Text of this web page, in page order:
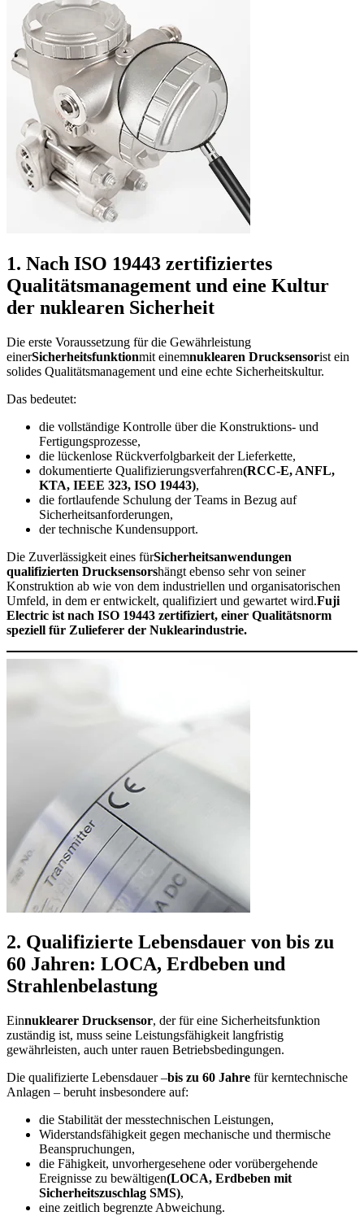
1. Nach ISO 19443 zertifiziertes
Qualitätsmanagement und eine Kultur
der nuklearen Sicherheit
Die erste Voraussetzung für die Gewährleistung
einerSicherheitsfunktionmit einemnuklearen Drucksensorist ein
solides Qualitätsmanagement und eine echte Sicherheitskultur.
Das bedeutet:
die vollständige Kontrolle über die Konstruktions- und
Fertigungsprozesse,
die lückenlose Rückverfolgbarkeit der Lieferkette,
dokumentierte Qualifizierungsverfahren(RCC-E, ANFL,
KTA, IEEE 323, ISO 19443),
die fortlaufende Schulung der Teams in Bezug auf
Sicherheitsanforderungen,
der technische Kundensupport.
Die Zuverlässigkeit eines fürSicherheitsanwendungen
qualifizierten Drucksensorshängt ebenso sehr von seiner
Konstruktion ab wie von dem industriellen und organisatorischen
Umfeld, in dem er entwickelt, qualifiziert und gewartet wird.Fuji
Electric ist nach ISO 19443 zertifiziert, einer Qualitätsnorm
speziell für Zulieferer der Nuklearindustrie.
2. Qualifizierte Lebensdauer von bis zu
60 Jahren: LOCA, Erdbeben und
Strahlenbelastung
Einnuklearer Drucksensor, der für eine Sicherheitsfunktion
zuständig ist, muss seine Leistungsfähigkeit langfristig
gewährleisten, auch unter rauen Betriebsbedingungen.
Die qualifizierte Lebensdauer –bis zu 60 Jahre für kerntechnische
Anlagen – beruht insbesondere auf:
die Stabilität der messtechnischen Leistungen,
Widerstandsfähigkeit gegen mechanische und thermische
Beanspruchungen,
die Fähigkeit, unvorhergesehene oder vorübergehende
Ereignisse zu bewältigen(LOCA, Erdbeben mit
Sicherheitszuschlag SMS),
eine zeitlich begrenzte Abweichung.